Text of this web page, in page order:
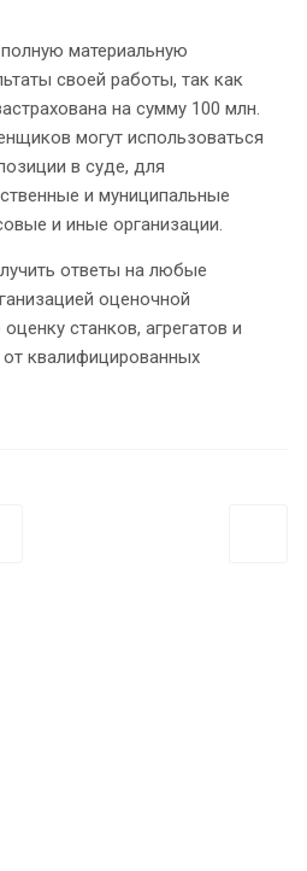
материальную
своей работы, так как
на сумму 100 млн.
могут использоваться
в суде, для
и муниципальные
и иные организации.
ответы на любые
оценочной
станков, агрегатов и
квалифицированных